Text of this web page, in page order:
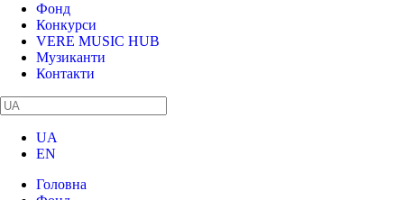
Фонд
Конкурси
VERE MUSIC HUB
Музиканти
Контакти
UA
EN
Головна